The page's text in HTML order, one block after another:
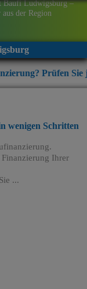
Baufi Ludwigsburg –
der Region
Sie jetzt die
wenigen Schritten
Ihrer
...